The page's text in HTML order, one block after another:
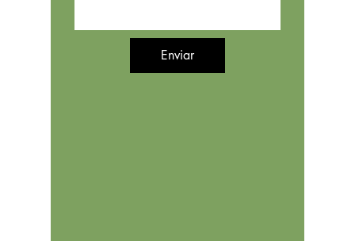
Enviar